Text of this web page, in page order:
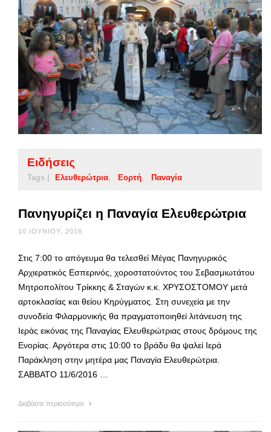
Ειδήσεις
Tags | Ελευθερώτρια Εορτή Παναγία
Πανηγυρίζει η Παναγία Ελευθερώτρια
10 ΙΟΥΝΊΟΥ, 2016
Στις 7:00 το απόγευμα θα τελεσθεί Μέγας Πανηγυρικός
Αρχιερατικός Εσπερινός, χοροστατούντος του Σεβασμιωτάτου
Μητροπολίτου Τρίκκης & Σταγών κ.κ. ΧΡΥΣΟΣΤΟΜΟΥ μετά
αρτοκλασίας και θείου Κηρύγματος. Στη συνεχεία με την
συνοδεία Φιλαρμονικής θα πραγματοποιηθεί λιτάνευση της
Ιεράς εικόνας της Παναγίας Ελευθερώτριας στους δρόμους της
Ενορίας. Αργότερα στις 10:00 το βράδυ θα ψαλεί Ιερά
Παράκληση στην μητέρα μας Παναγία Ελευθερώτρια.
ΣΑΒΒΑΤΟ 11/6/2016 …
Διαβάστε περισσότερα